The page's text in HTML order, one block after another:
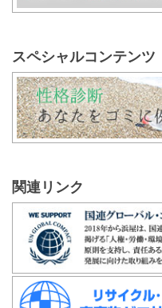
スペシャルコンテンツ
関連リンク